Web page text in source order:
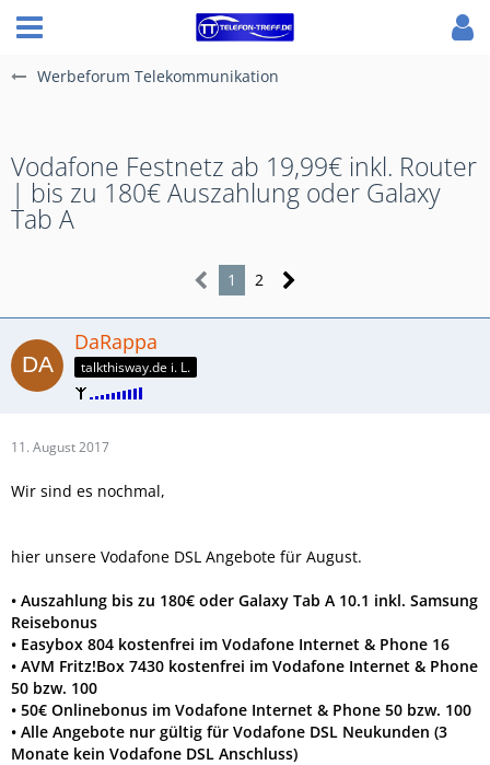
Werbeforum Telekommunikation
Vodafone Festnetz ab 19,99€ inkl. Router
| bis zu 180€ Auszahlung oder Galaxy
Tab A
1 2
DaRappa
talkthisway.de i. L.
11. August 2017
Wir sind es nochmal,
hier unsere Vodafone DSL Angebote für August.
• Auszahlung bis zu 180€ oder Galaxy Tab A 10.1 inkl. Samsung
Reisebonus
• Easybox 804 kostenfrei im Vodafone Internet & Phone 16
• AVM Fritz!Box 7430 kostenfrei im Vodafone Internet & Phone
50 bzw. 100
• 50€ Onlinebonus im Vodafone Internet & Phone 50 bzw. 100
• Alle Angebote nur gültig für Vodafone DSL Neukunden (3
Monate kein Vodafone DSL Anschluss)